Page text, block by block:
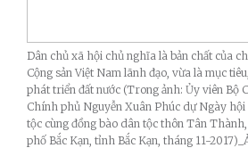
Dân chủ xã hội chủ nghĩa là bản chất của
Cộng sản Việt Nam lãnh đạo, vừa là mục
phát triển đất nước (Trong ảnh: Ủy viên Bộ
Chính phủ Nguyễn Xuân Phúc dự Ngày
tộc cùng đồng bào dân tộc thôn Tân
phố Bắc Kạn, tỉnh Bắc Kạn, tháng 11-